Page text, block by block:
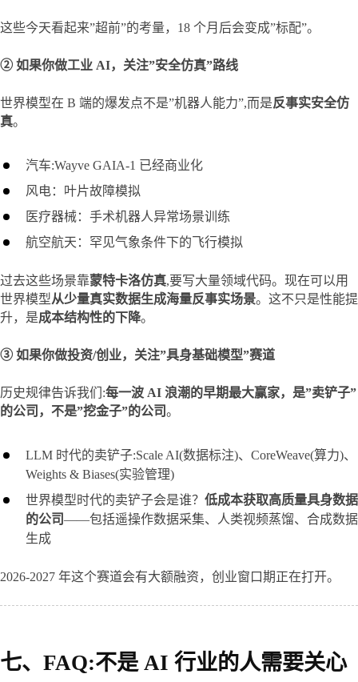
这些今天看起来”超前”的考量，18 个月后会变成”标配”。
② 如果你做工业 AI，关注”安全仿真”路线
世界模型在 B 端的爆发点不是”机器人能力”,而是反事实安全仿
真。
汽车:Wayve GAIA-1 已经商业化
风电：叶片故障模拟
医疗器械：手术机器人异常场景训练
航空航天：罕见气象条件下的飞行模拟
过去这些场景靠蒙特卡洛仿真,要写大量领域代码。现在可以用
世界模型从少量真实数据生成海量反事实场景。这不只是性能提
升，是成本结构性的下降。
③ 如果你做投资/创业，关注”具身基础模型”赛道
历史规律告诉我们:每一波 AI 浪潮的早期最大赢家，是”卖铲子”
的公司，不是”挖金子”的公司。
LLM 时代的卖铲子:Scale AI(数据标注)、CoreWeave(算力)、
Weights & Biases(实验管理)
世界模型时代的卖铲子会是谁？ 低成本获取高质量具身数据
的公司——包括遥操作数据采集、人类视频蒸馏、合成数据
生成
2026-2027 年这个赛道会有大额融资，创业窗口期正在打开。
七、FAQ:不是 AI 行业的人需要关心